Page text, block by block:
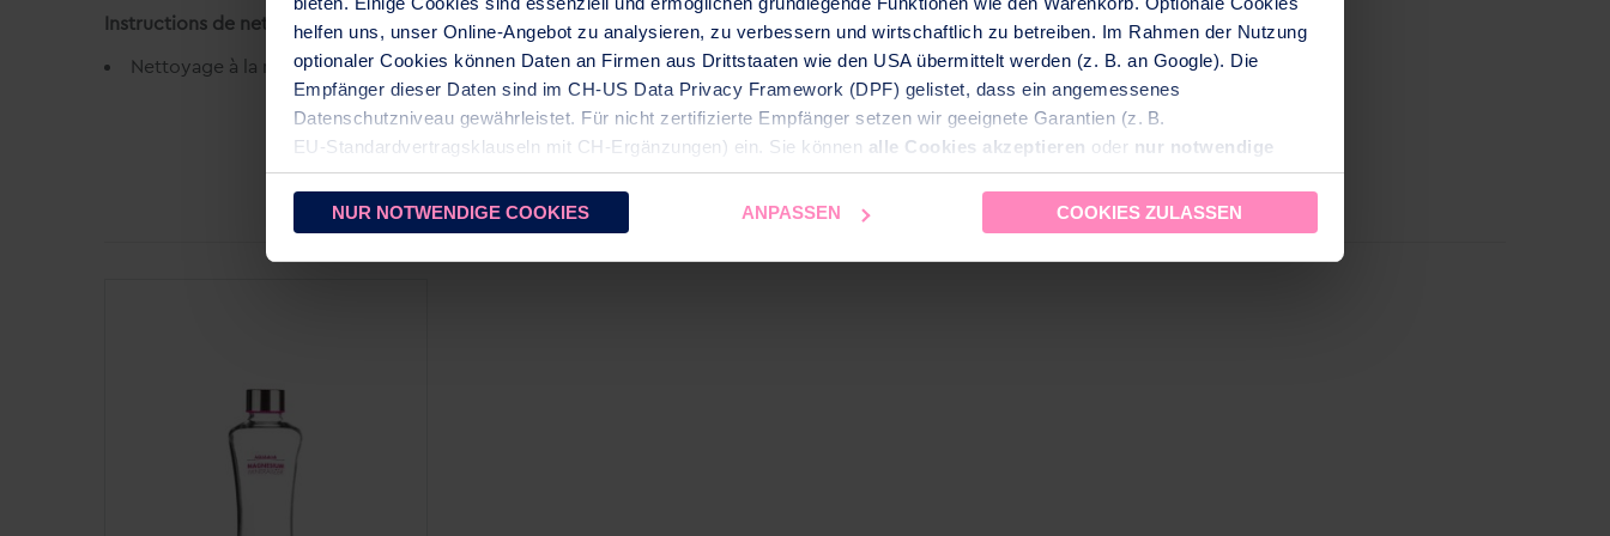
helfen uns, unser Online-Angebot zu analysieren, zu verbessern und wirtschaftlich zu betreiben. Im Rahmen der Nutzung
optionaler Cookies können Daten an Firmen aus Drittstaaten wie den USA übermittelt werden (z. B. an Google). Die
Empfänger dieser Daten sind im CH-US Data Privacy Framework (DPF) gelistet, dass ein angemessenes
Datenschutzniveau gewährleistet. Für nicht zertifizierte Empfänger setzen wir geeignete Garantien (z. B.
EU‑Standardvertragsklauseln mit CH‑Ergänzungen) ein. Sie können alle Cookies akzeptieren oder nur notwendige
Cookies zulassen. Ihre gewählte Einstellung können Sie im Fußbereich dieser Website jederzeit aufrufen und ändern.
NUR NOTWENDIGE COOKIES
ANPASSEN COOKIES ZULASSEN
Instructions de nettoyage
Nettoyage à la main avec un peu d'eau chaude et un détergent doux
VOUS AIMEREZ AUSSI